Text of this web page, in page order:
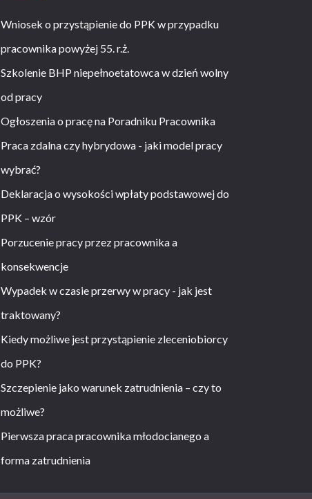
Wniosek o przystąpienie do PPK w przypadku
pracownika powyżej 55. r.ż.
Szkolenie BHP niepełnoetatowca w dzień wolny
od pracy
Ogłoszenia o pracę na Poradniku Pracownika
Praca zdalna czy hybrydowa - jaki model pracy
wybrać?
Deklaracja o wysokości wpłaty podstawowej do
PPK – wzór
Porzucenie pracy przez pracownika a
konsekwencje
Wypadek w czasie przerwy w pracy - jak jest
traktowany?
Kiedy możliwe jest przystąpienie zleceniobiorcy
do PPK?
Szczepienie jako warunek zatrudnienia – czy to
możliwe?
Pierwsza praca pracownika młodocianego a
forma zatrudnienia